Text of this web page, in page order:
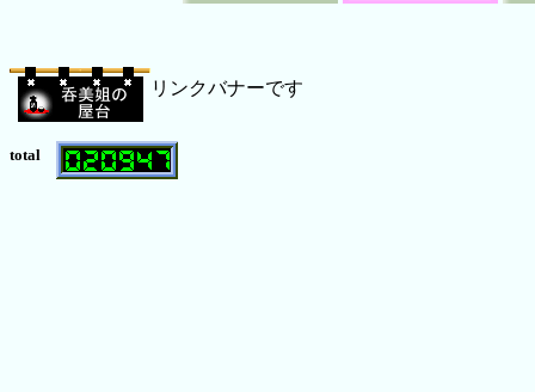
リンクバナーです
total